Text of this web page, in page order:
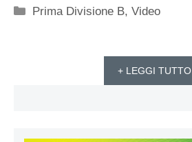
Categorie
Prima Divisione B,Video
+ LEGGI TUTTO